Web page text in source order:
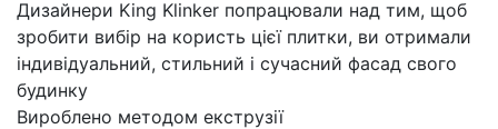
Дизайнери King Klinker попрацювали над тим, щоб
зробити вибір на користь цієї плитки, ви отримали
індивідуальний, стильний і сучасний фасад свого
будинку
Вироблено методом екструзії